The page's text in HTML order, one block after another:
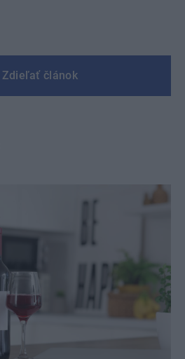
Zdieľať článok